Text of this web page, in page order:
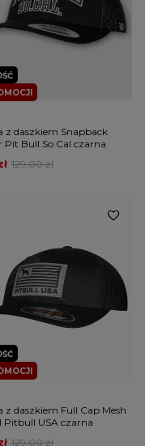
z daszkiem Snapback
Pit Bull So Cal czarna
129,00 zł
z daszkiem Full Cap Mesh
Pitbull USA czarna
129,00 zł